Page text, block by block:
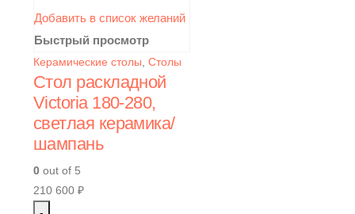
Добавить в список желаний
Быстрый просмотр
Керамические столы Столы
Стол раскладной
Victoria 180-280,
светлая керамика/
шампань
0 out of 5
210 600 ₽